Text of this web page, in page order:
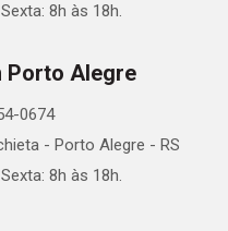
8h às 18h.
Porto Alegre
0674
- Porto Alegre - RS
8h às 18h.